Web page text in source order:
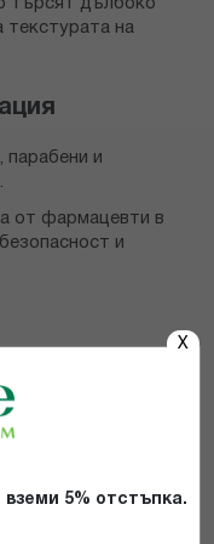
X
5% отстъпка.
търсят дълбоко
текстурата на
парабени и
от фармацевти в
и